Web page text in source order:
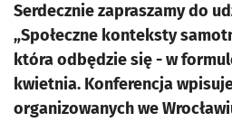
Serdecznie zapraszamy do
„Społeczne konteksty
która odbędzie się - w
kwietnia. Konferencja
organizowanych we